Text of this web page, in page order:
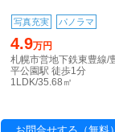
写真充実 パノラマ
4.9万円
札幌市営地下鉄東豊線/
平公園駅 徒歩1分
1LDK/35.68㎡